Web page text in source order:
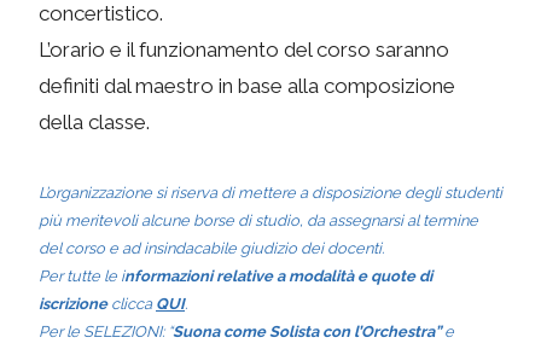
concertistico.
L’orario e il funzionamento del corso saranno
definiti dal maestro in base alla composizione
della classe.
L’organizzazione si riserva di mettere a disposizione degli studenti
più meritevoli alcune borse di studio, da assegnarsi al termine
del corso e ad insindacabile giudizio dei docenti.
Per tutte le informazioni relative a modalità e quote di
iscrizioneclicca QUI.
Per le SELEZIONI: “Suona come Solista con l’Orchestra”e